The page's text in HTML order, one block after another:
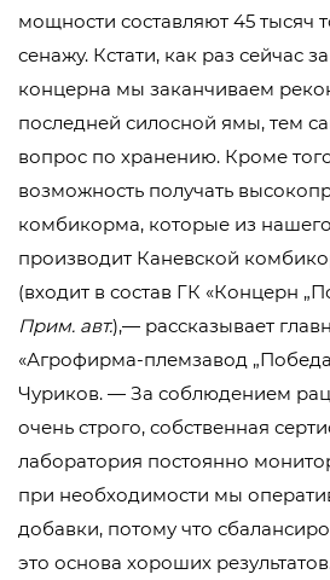
мощности составляют 45 тысяч
сенажу. Кстати, как раз сейчас
концерна мы заканчиваем
последней силосной ямы, тем
вопрос по хранению. Кроме
возможность получать
комбикорма, которые из
производит Каневской
(входит в состав ГК «Концерн
Прим. авт.),— рассказывает
«Агрофирма-племзавод
Чуриков. — За соблюдением
очень строго, собственная
лаборатория постоянно
при необходимости мы
добавки, потому что
это основа хороших